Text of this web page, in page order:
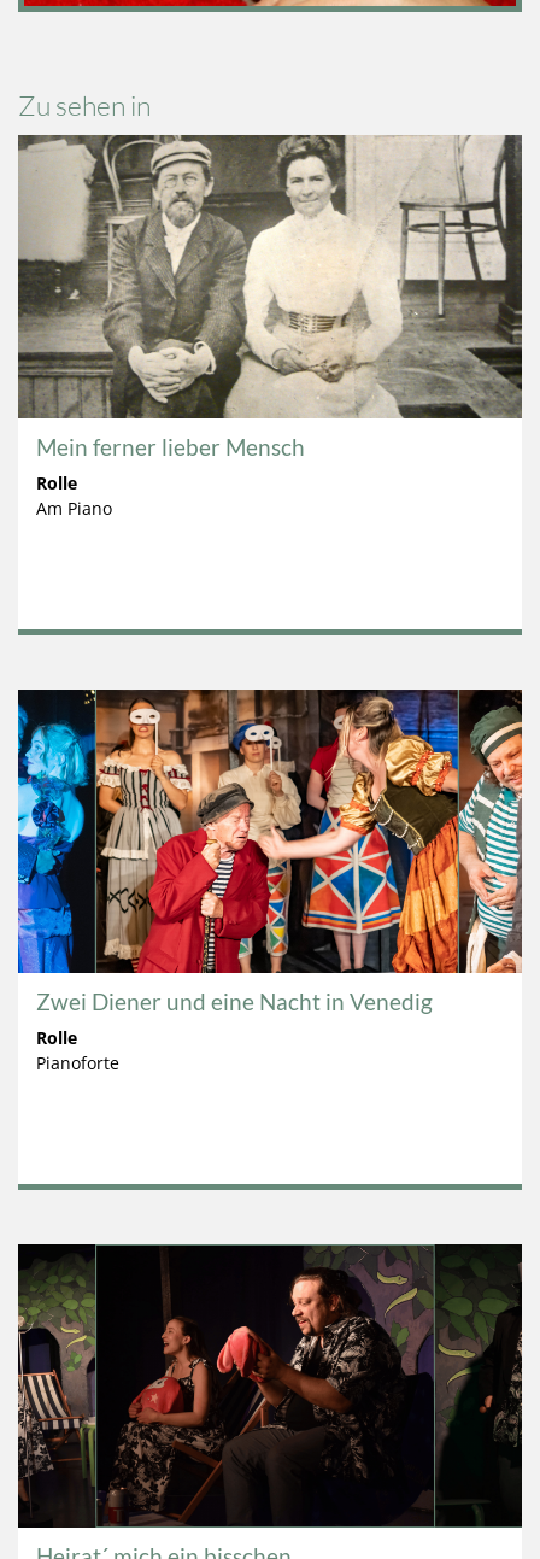
Zu sehen in
Mein ferner lieber Mensch
Rolle
Am Piano
Zwei Diener und eine Nacht in Venedig
Rolle
Pianoforte